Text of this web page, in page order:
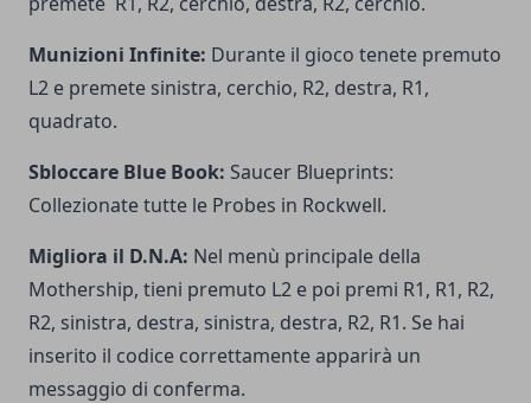
Munizioni Infinite: Durante il gioco tenete premuto
L2 e premete sinistra, cerchio, R2, destra, R1,
quadrato.
Sbloccare Blue Book: Saucer Blueprints:
Collezionate tutte le Probes in Rockwell.
Migliora il D.N.A: Nel menù principale della
Mothership, tieni premuto L2 e poi premi R1, R1, R2,
R2, sinistra, destra, sinistra, destra, R2, R1. Se hai
inserito il codice correttamente apparirà un
messaggio di conferma.